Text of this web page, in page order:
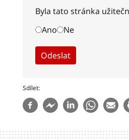
Byla tato stránka
Ano
Ne
Sdílet